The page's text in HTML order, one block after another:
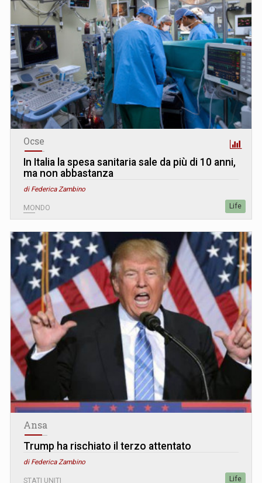
Ocse
In Italia la spesa sanitaria sale da più di 10 anni,
ma non abbastanza
di Federica Zambino
MONDO Life
Ansa
Trump ha rischiato il terzo attentato
di Federica Zambino
STATI UNITI Life